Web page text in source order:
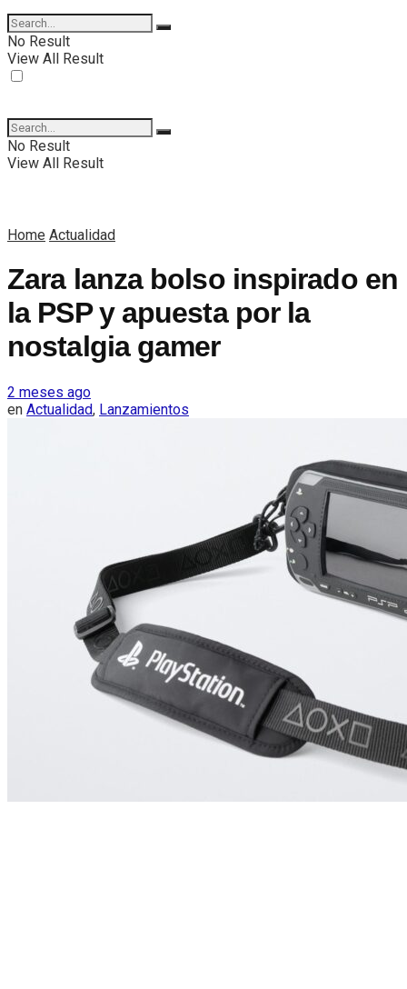
No Result
View All Result
No Result
View All Result
Home Actualidad
Zara lanza bolso inspirado en
la PSP y apuesta por la
nostalgia gamer
2 meses ago
en Actualidad, Lanzamientos